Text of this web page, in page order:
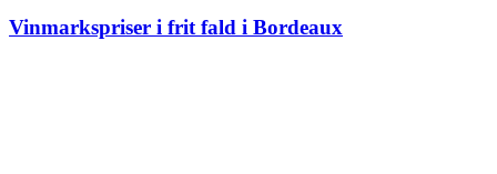
Vinmarkspriser i frit fald i Bordeaux